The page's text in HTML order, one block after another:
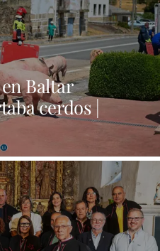
Baltar
cerdos |